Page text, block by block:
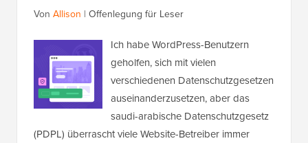
Von Allison | Offenlegung für Leser
Ich habe WordPress-Benutzern
geholfen, sich mit vielen
verschiedenen Datenschutzgesetzen
auseinanderzusetzen, aber das
saudi-arabische Datenschutzgesetz
(PDPL) überrascht viele Website-Betreiber immer